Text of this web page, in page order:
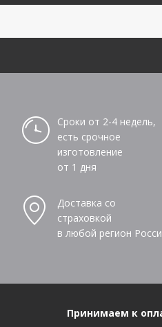
Сроки от 2-4 недель,
есть срочное
изготовление
от 1 дня
Доставка со
страховкой
в любой регион
Принимаем к